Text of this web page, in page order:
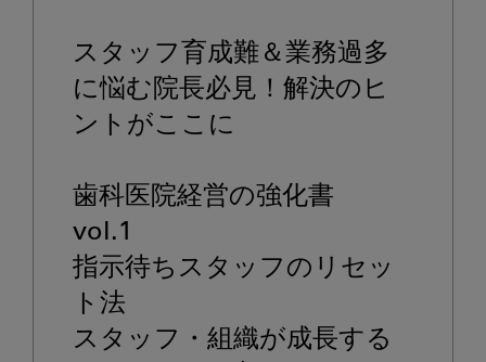
スタッフ育成難＆業務過多
に悩む院長必見！解決のヒ
ントがここに
歯科医院経営の強化書
vol.1
指示待ちスタッフのリセッ
ト法
スタッフ・組織が成長する